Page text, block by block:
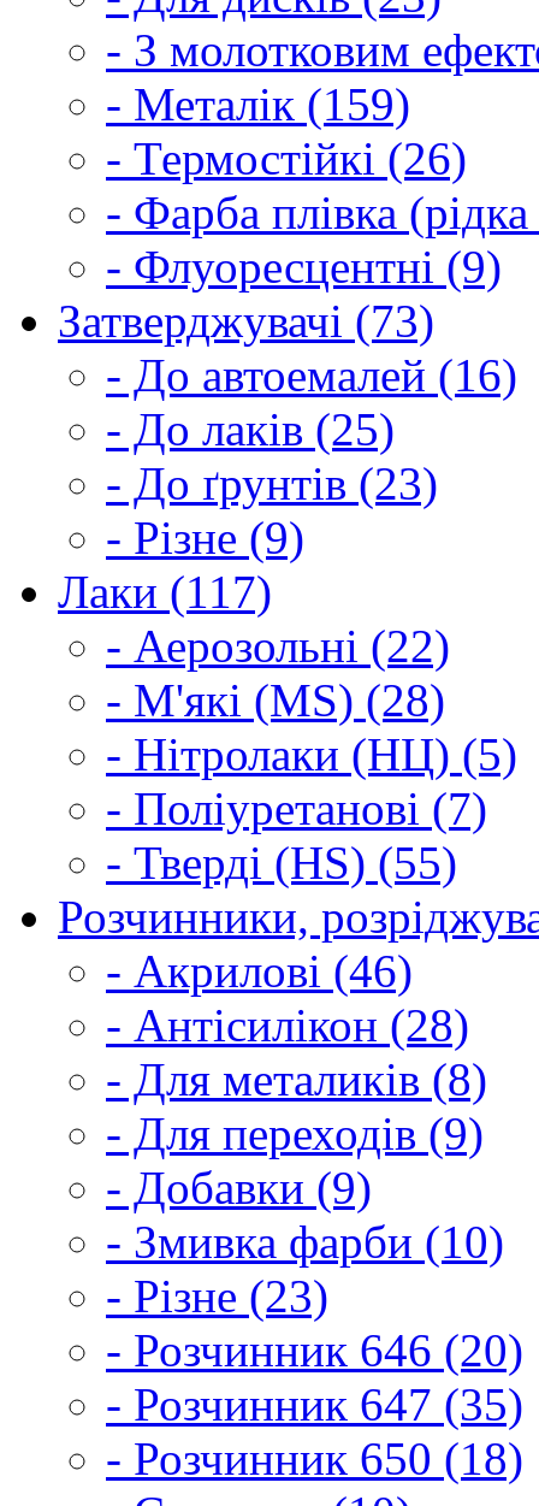
- З молотковим
- Металік (159)
- Термостійкі (26)
- Фарба плівка
- Флуоресцентні (9)
Затверджувачі (73)
- До автоемалей (16)
- До лаків (25)
- До ґрунтів (23)
- Різне (9)
Лаки (117)
- Аерозольні (22)
- М'які (MS) (28)
- Нітролаки (НЦ) (5)
- Поліуретанові (7)
- Тверді (HS) (55)
Розчинники,
- Акрилові (46)
- Антісилікон (28)
- Для металиків (8)
- Для переходів (9)
- Добавки (9)
- Змивка фарби (10)
- Різне (23)
- Розчинник 646 (20)
- Розчинник 647 (35)
- Розчинник 650 (18)